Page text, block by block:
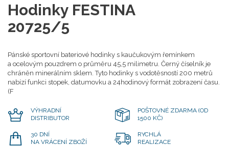
Hodinky FESTINA
20725/5
Pánské sportovní bateriové hodinky s kaučukovým řemínkem
a ocelovým pouzdrem o průměru 45,5 milimetru. Černý číselník je
chráněn minerálním sklem. Tyto hodinky s vodotěsností 200 metrů
nabízí funkci stopek, datumovku a 24hodinový formát zobrazení času.
(F
VÝHRADNÍ
DISTRIBUTOR
POŠTOVNÉ ZDARMA (OD
1500 KČ)
30 DNÍ
NA VRÁCENÍ ZBOŽÍ
RYCHLÁ
REALIZACE